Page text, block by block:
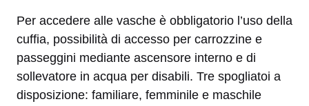
Per accedere alle vasche è obbligatorio l’uso della
cuffia, possibilità di accesso per carrozzine e
passeggini mediante ascensore interno e di
sollevatore in acqua per disabili. Tre spogliatoi a
disposizione: familiare, femminile e maschile